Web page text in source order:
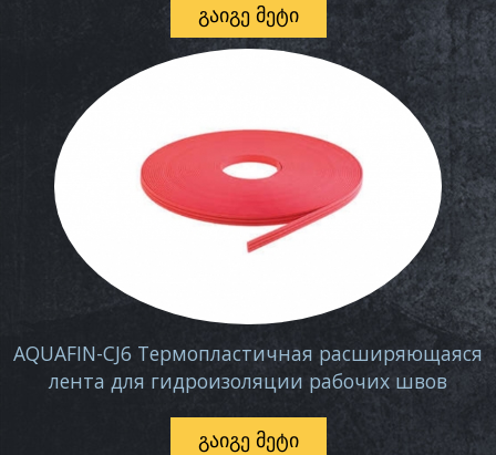
ᲒᲐᲘᲒᲔ ᲛᲔᲢᲘ
AQUAFIN-CJ6 Термопластичная расширяющаяся
лента для гидроизоляции рабочих швов
ᲒᲐᲘᲒᲔ ᲛᲔᲢᲘ